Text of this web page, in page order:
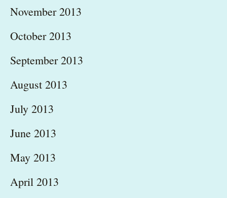
November 2013
October 2013
September 2013
August 2013
July 2013
June 2013
May 2013
April 2013